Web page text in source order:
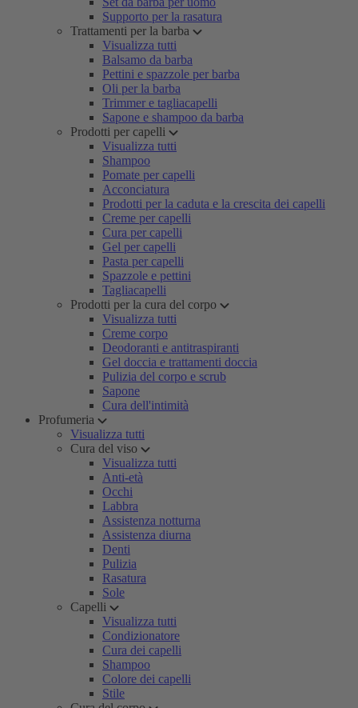
Supporto per la rasatura
Trattamenti per la barba
Visualizza tutti
Balsamo da barba
Pettini e spazzole per barba
Oli per la barba
Trimmer e tagliacapelli
Sapone e shampoo da barba
Prodotti per capelli
Visualizza tutti
Shampoo
Pomate per capelli
Acconciatura
Prodotti per la caduta e la crescita dei capelli
Creme per capelli
Cura per capelli
Gel per capelli
Pasta per capelli
Spazzole e pettini
Tagliacapelli
Prodotti per la cura del corpo
Visualizza tutti
Creme corpo
Deodoranti e antitraspiranti
Gel doccia e trattamenti doccia
Pulizia del corpo e scrub
Sapone
Cura dell'intimità
Profumeria
Visualizza tutti
Cura del viso
Visualizza tutti
Anti-età
Occhi
Labbra
Assistenza notturna
Assistenza diurna
Denti
Pulizia
Rasatura
Sole
Capelli
Visualizza tutti
Condizionatore
Cura dei capelli
Shampoo
Colore dei capelli
Stile